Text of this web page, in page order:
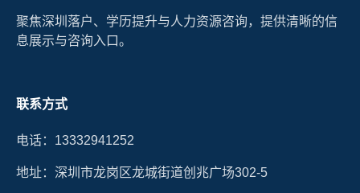
聚焦深圳落户、学历提升与人力资源咨询，提供清晰的信
息展示与咨询入口。
联系方式
电话：13332941252
地址：深圳市龙岗区龙城街道创兆广场302-5